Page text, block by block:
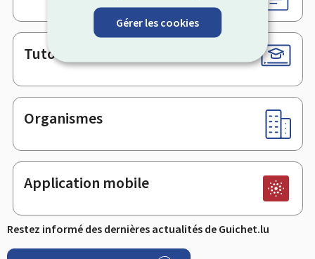
Gérer les cookies
Tutoriels
Organismes
Application mobile
Restez informé des dernières actualités de Guichet.lu